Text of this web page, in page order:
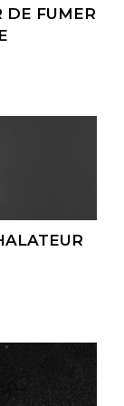
DE FUMER